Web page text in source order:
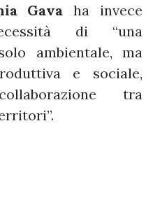
Gava ha invece
di “una
ambientale, ma
e sociale,
tra